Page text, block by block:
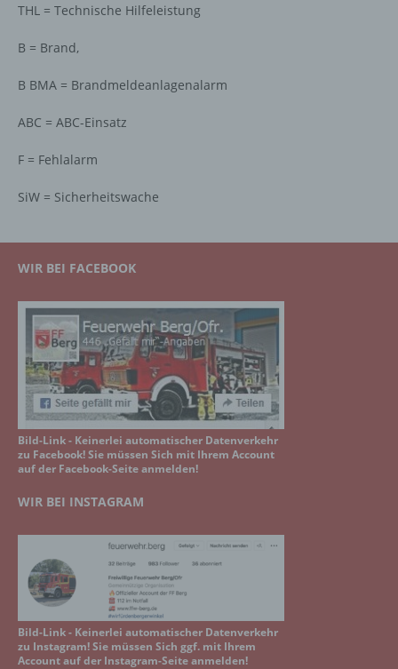
THL = Technische Hilfeleistung
B = Brand,
B BMA = Brandmeldeanlagenalarm
ABC = ABC-Einsatz
F = Fehlalarm
SiW = Sicherheitswache
WIR BEI FACEBOOK
Bild-Link - Keinerlei automatischer Datenverkehr
zu Facebook! Sie müssen Sich mit Ihrem Account
auf der Facebook-Seite anmelden!
WIR BEI INSTAGRAM
Bild-Link - Keinerlei automatischer Datenverkehr
zu Instagram! Sie müssen Sich ggf. mit Ihrem
Account auf der Instagram-Seite anmelden!